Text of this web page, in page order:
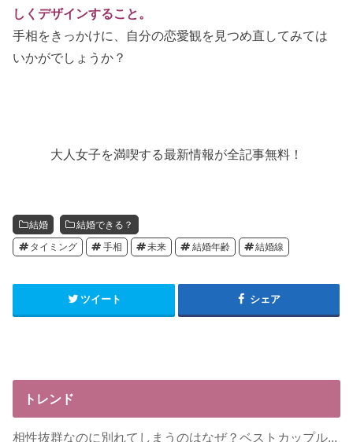
しくデザインすること。
手相をきっかけに、自分の恋愛観を見つめ直してみては
いかがでしょうか？
大人女子を満喫する最新情報が全記事無料！
結婚 結婚できる？
タイミング 手相 未来 結婚年齢 結婚線
ツイート シェア
トレンド
相性抜群なのに別れてしまうのはなぜ？ベストカップル...